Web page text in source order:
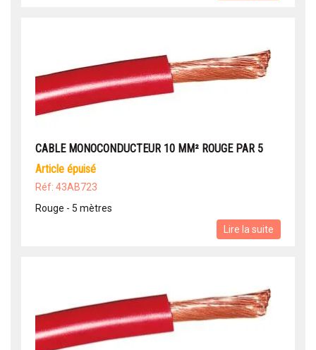
CABLE MONOCONDUCTEUR 10 MM² ROUGE PAR 5
article épuisé
Réf: 43AB723
Rouge - 5 mètres
Lire la suite